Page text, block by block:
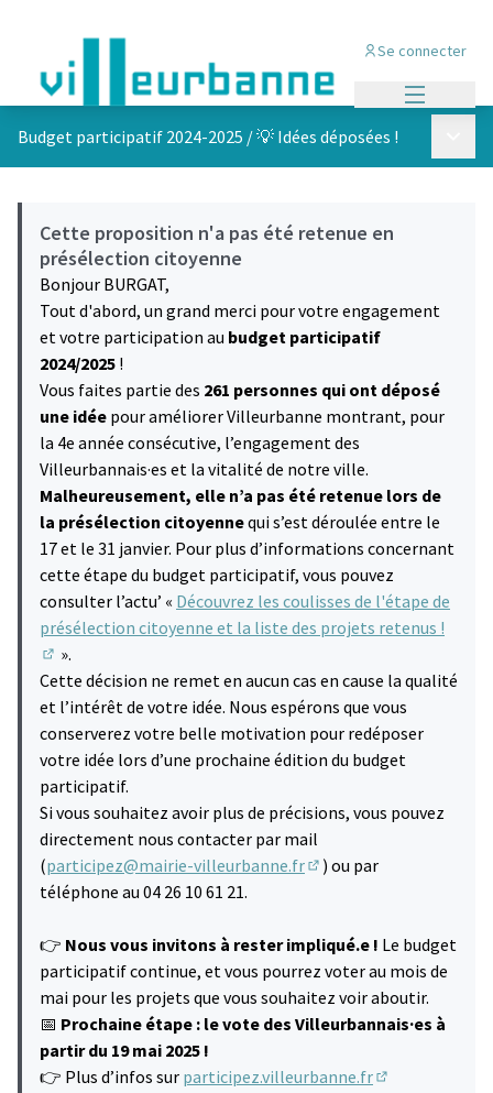
Se connecter
Budget participatif 2024-2025 /💡 Idées déposées !
Cette proposition n'a pas été retenue en
présélection citoyenne
Bonjour BURGAT,
Tout d'abord, un grand merci pour votre engagement
et votre participation au budget participatif
2024/2025 !
Vous faites partie des 261 personnes qui ont déposé
une idée pour améliorer Villeurbanne montrant, pour
la 4e année consécutive, l’engagement des
Villeurbannais·es et la vitalité de notre ville.
Malheureusement, elle n’a pas été retenue lors de
la présélection citoyennequi s’est déroulée entre le
17 et le 31 janvier. Pour plus d’informations concernant
cette étape du budget participatif, vous pouvez
consulter l’actu’ « Découvrez les coulisses de l'étape de
présélection citoyenne et la liste des projets retenus !
(S'ouvre dans un nouvel onglet)
».
Cette décision ne remet en aucun cas en cause la qualité
et l’intérêt de votre idée. Nous espérons que vous
conserverez votre belle motivation pour redéposer
votre idée lors d’une prochaine édition du budget
participatif.
Si vous souhaitez avoir plus de précisions, vous pouvez
directement nous contacter par mail
(participez@mairie-villeurbanne.fr
) ou par
téléphone au 04 26 10 61 21.
👉 Nous vous invitons à rester impliqué.e ! Le budget
participatif continue, et vous pourrez voter au mois de
mai pour les projets que vous souhaitez voir aboutir.
📅 Prochaine étape : le vote des Villeurbannais·es à
partir du 19 mai 2025 !
👉 Plus d’infos sur participez.villeurbanne.fr